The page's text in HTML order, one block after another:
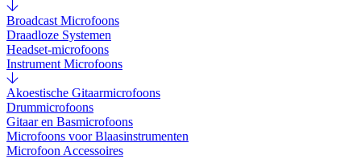
Broadcast Microfoons
Draadloze Systemen
Headset-microfoons
Instrument Microfoons
Akoestische Gitaarmicrofoons
Drummicrofoons
Gitaar en Basmicrofoons
Microfoons voor Blaasinstrumenten
Microfoon Accessoires